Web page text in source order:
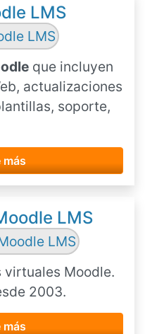
LMS
que incluyen
actualizaciones
soporte,
más
LMS
virtuales Moodle.
2003.
más